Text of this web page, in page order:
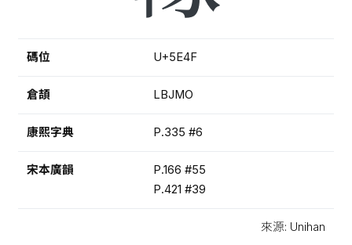
碼位 U+5E4F
倉頡 LBJMO
康熙字典 P.335 #6
宋本廣韻
P.166 #55
P.421 #39
來源: Unihan